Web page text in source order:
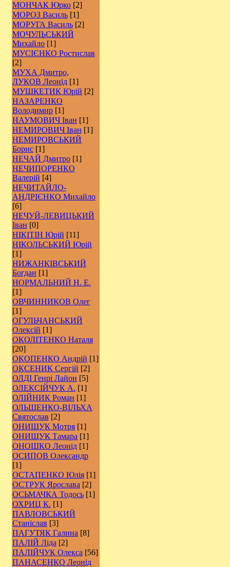
МОНЧАК Юрко [2]
МОРОЗ Василь [1]
МОРУГА Василь [2]
МОЧУЛЬСЬКИЙ
Михайло [1]
МУСІЄНКО Ростислав
[2]
МУХА Дмитро,
ЛУКОВ Леонід [1]
МУШКЕТИК Юрій [2]
НАЗАРЕНКО
Володимир [1]
НАУМОВИЧ Іван [1]
НЕМИРОВИЧ Іван [1]
НЕМИРОВСЬКИЙ
Борис [1]
НЕЧАЙ Дмитро [1]
НЕЧИПОРЕНКО
Валерій [4]
НЕЧИТАЙЛО-
АНДРІЄНКО Михайло
[6]
НЕЧУЙ-ЛЕВИЦЬКИЙ
Іван [0]
НІКІТІН Юрій [11]
НІКОЛЬСЬКИЙ Юрій
[1]
НИЖАНКІВСЬКИЙ
Богдан [1]
НОРМАЛЬНИЙ Н. Е.
[1]
ОВЧИННИКОВ Олег
[1]
ОГУЛЬЧАНСЬКИЙ
Олексій [1]
ОКОЛІТЕНКО Наталя
[20]
ОКОПЕНКО Андрій [1]
ОКСЕНИК Сергій [2]
ОЛДІ Генрі Лайон [5]
ОЛЕКСІЙЧУК А. [1]
ОЛІЙНИК Роман [1]
ОЛЬШЕНКО-ВІЛЬХА
Святослав [2]
ОНИЩУК Мотря [1]
ОНИЩУК Тамара [1]
ОНОШКО Леонід [1]
ОСИПОВ Олександр
[1]
ОСТАПЕНКО Юлія [1]
ОСТРУК Ярослава [2]
ОСЬМАЧКА Тодось [1]
ОХРИЦ К. [1]
ПАВЛОВСЬКИЙ
Станіслав [3]
ПАГУТЯК Галина [8]
ПАЛІЙ Ліда [2]
ПАЛІЙЧУК Олекса [56]
ПАНАСЕНКО Леонід